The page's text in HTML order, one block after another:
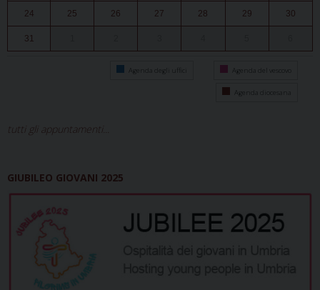
24 25 26 27 28 29 30
31
Agenda degli uffici Agenda del vescovo
Agenda diocesana
tutti gli appuntamenti...
GIUBILEO GIOVANI 2025